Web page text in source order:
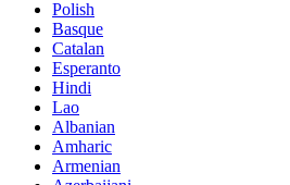
Polish
Basque
Catalan
Esperanto
Hindi
Lao
Albanian
Amharic
Armenian